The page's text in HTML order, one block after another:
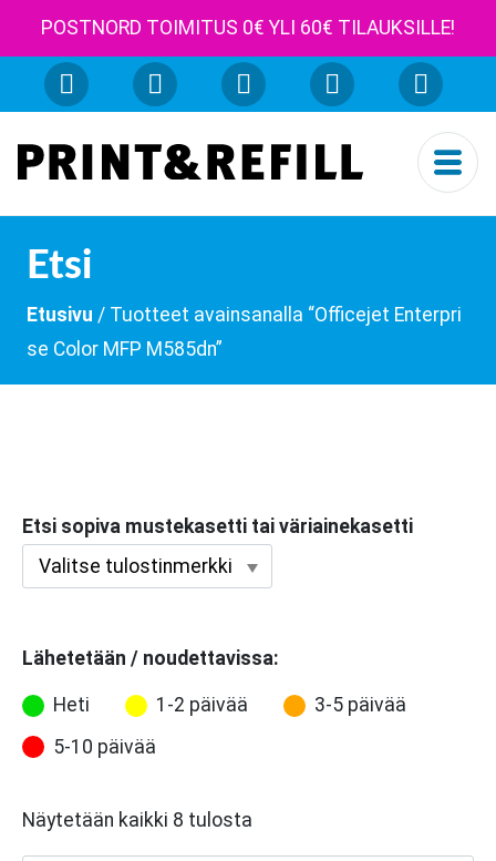
POSTNORD TOIMITUS 0€ YLI 60€ TILAUKSILLE!
Etsi
Etusivu / Tuotteet avainsanalla “Officejet Enterpri
se Color MFP M585dn”
Etsi sopiva mustekasetti tai väriainekasetti
Lähetetään / noudettavissa:
Heti 1-2 päivää
3-5 päivää
5-10 päivää
Näytetään kaikki 8 tulosta